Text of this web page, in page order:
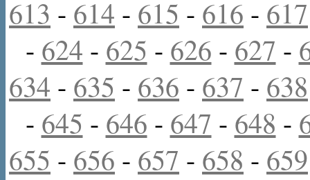
613 - 614 - 615 - 616 - 617
- 624 - 625 - 626 - 627 -
634 - 635 - 636 - 637 - 638
- 645 - 646 - 647 - 648 -
655 - 656 - 657 - 658 - 659